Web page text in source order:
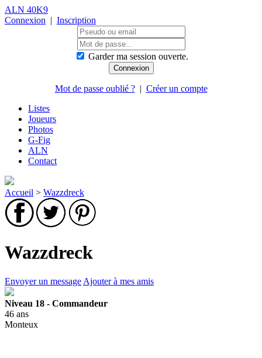
ALN 40K9
Connexion | Inscription
Garder ma session ouverte.
Mot de passe oublié ?| Créer un compte
Listes
Joueurs
Photos
G-Fig
ALN
Contact
Accueil > Wazzdreck
Wazzdreck
Envoyer un message Ajouter à mes amis
Niveau 18 - Commandeur
46 ans
Monteux